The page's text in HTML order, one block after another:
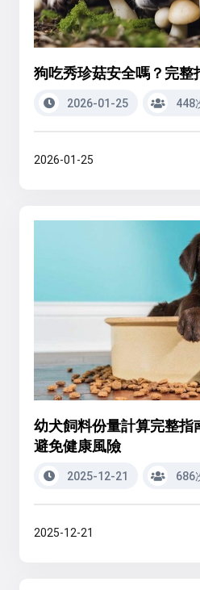
狗吃秀珍菇安全嗎？完整
2026-01-25 448
2026-01-25
幼犬飼料份量計算完整指
避免健康風險
2025-12-21 686
2025-12-21